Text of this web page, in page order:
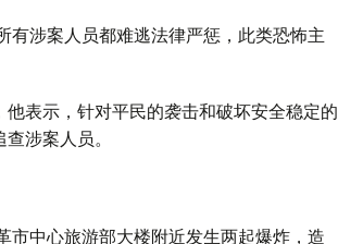
有涉案人员都难逃法律严惩，此类恐怖主
表示，针对平民的袭击和破坏安全稳定的
涉案人员。
中心旅游部大楼附近发生两起爆炸，造